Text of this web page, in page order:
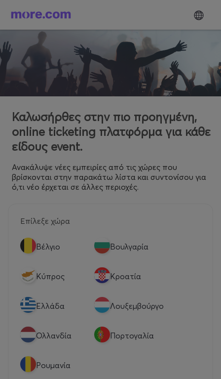
Καλωσήρθες στην πιο προηγμένη,
online ticketing πλατφόρμα για κάθε
είδους event.
Ανακάλυψε νέες εμπειρίες από τις χώρες που
βρίσκονται στην παρακάτω λίστα και συντονίσου για
ό,τι νέο έρχεται σε άλλες περιοχές.
Επίλεξε χώρα
Βέλγιο Βουλγαρία
Κύπρος Κροατία
Eλλάδα Λουξεμβούργο
Ολλανδία Πορτογαλία
Ρουμανία